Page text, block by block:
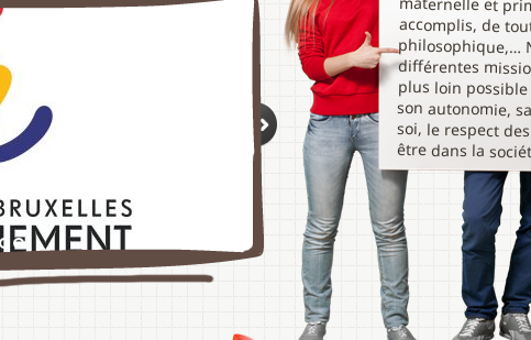
être dans la